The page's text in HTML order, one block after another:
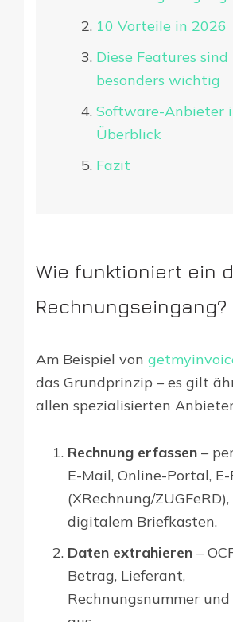
10 Vorteile in 2026
Diese Features sind
besonders wichtig
Software-Anbieter
Überblick
Fazit
Wie funktioniert ein
Rechnungseingang?
Am Beispiel von
das Grundprinzip – es gilt
allen spezialisierten
Rechnung erfassen –
E-Mail, Online-Portal,
(XRechnung/
digitalem Briefkasten.
Daten extrahieren –
Betrag, Lieferant,
Rechnungsnummer